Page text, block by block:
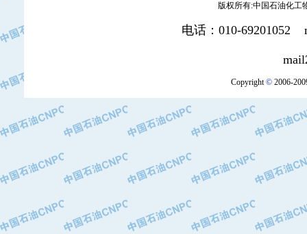
·河北保定天威集团特变电气有限公司
·中国石油抚顺石化公司
·中国石油辽阳石油化纤公司
·托肯恒山科技（广州）有限公司
·中国石油兰州石油化工公司
·大庆油田飞马有限公司
·大庆油田有限责任公司
·中国石油辽河油田分公司
版权所有:中国石油化工
电话：010-69201052
Copyright©2006-